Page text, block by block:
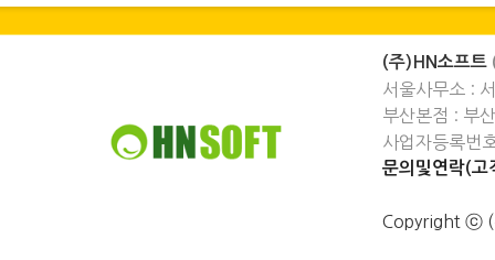
(주)HN소프트
서울사무소 :
부산본점 : 부
사업자등록
문의및연락(
Copyright ⓒ (